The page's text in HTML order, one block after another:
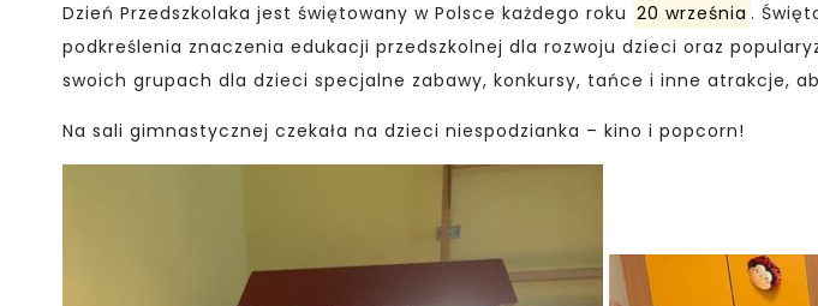
Dzień Przedszkolaka jest świętowany w Polsce każdego roku 20 września .
podkreślenia znaczenia edukacji przedszkolnej dla rozwoju dzieci oraz
swoich grupach dla dzieci specjalne zabawy, konkursy, tańce i inne atrakcje,
Na sali gimnastycznej czekała na dzieci niespodzianka – kino i popcorn!